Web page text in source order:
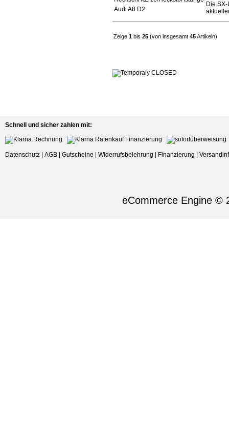
Die
Zeige 1 bis 25 (von insgesamt 45Artikeln)
Schnell und sicher zahlen mit:
Datenschutz | AGB | Gutscheine | Widerrufsbelehrung | Finanzierung |
eCommerce Engine ©